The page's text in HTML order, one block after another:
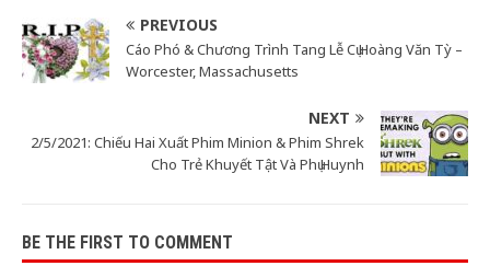
PREVIOUS
Cáo Phó & Chương Trình Tang Lễ Cụ Hoàng Văn Tỳ –
Worcester, Massachusetts
NEXT
2/5/2021: Chiếu Hai Xuất Phim Minion & Phim Shrek
Cho Trẻ Khuyết Tật Và Phụ Huynh
BE THE FIRST TO COMMENT